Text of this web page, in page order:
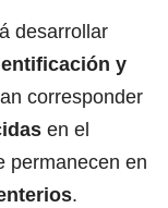
desarrollar
y
corresponder
en el
permanecen en
.